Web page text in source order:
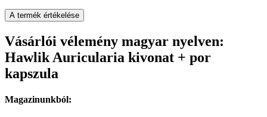
A termék értékelése
Vásárlói vélemény magyar nyelven:
Hawlik Auricularia kivonat + por
kapszula
Magazinunkból: